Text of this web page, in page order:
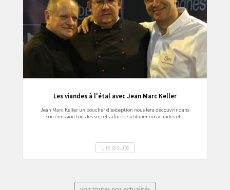
Les viandes à l'étal avec Jean Marc Keller
Jean Marc Keller un boucher d'exception nous fera découvrir dans
son émission tous les secrets afin de sublimer nos viandes et...
Lire la suite